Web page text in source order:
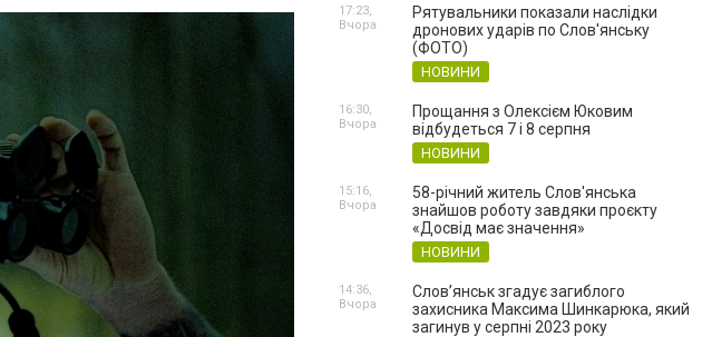
Рятувальники показали наслідки
дронових ударів по Слов'янську
(ФОТО)
НОВИНИ
17:23,
Вчора
Прощання з Олексієм Юковим
відбудеться 7 і 8 серпня
НОВИНИ
16:30,
Вчора
58-річний житель Слов'янська
знайшов роботу завдяки проєкту
«Досвід має значення»
НОВИНИ
15:16,
Вчора
Слов’янськ згадує загиблого
захисника Максима Шинкарюка, який
загинув у серпні 2023 року
14:36,
Вчора